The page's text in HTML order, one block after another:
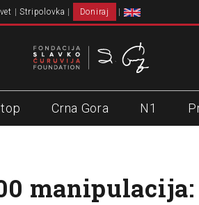
Stripolovka Doniraj
Crna Gora N1